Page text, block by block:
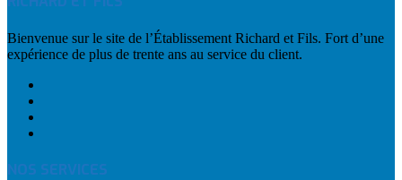
Bienvenue sur le site de l’Établissement Richard et Fils. Fort d’une
expérience de plus de trente ans au service du client.
NOS SERVICES